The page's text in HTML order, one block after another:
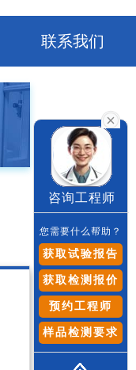
联系我们
咨询工程师
您需要什么帮助？
获取试验报告
获取检测报价
预约工程师
样品检测要求